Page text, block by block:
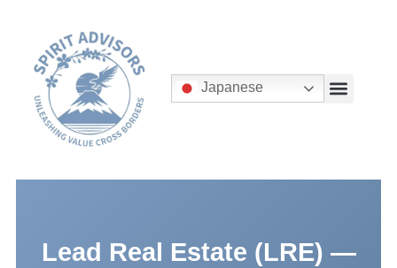
Japanese
Lead Real Estate (LRE) —